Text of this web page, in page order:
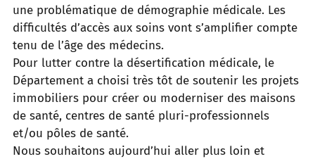
une problématique de démographie médicale. Les
difficultés d’accès aux soins vont s’amplifier compte
tenu de l’âge des médecins.
Pour lutter contre la désertification médicale, le
Département a choisi très tôt de soutenir les projets
immobiliers pour créer ou moderniser des maisons
de santé, centres de santé pluri-professionnels
et/ou pôles de santé.
Nous souhaitons aujourd’hui aller plus loin et